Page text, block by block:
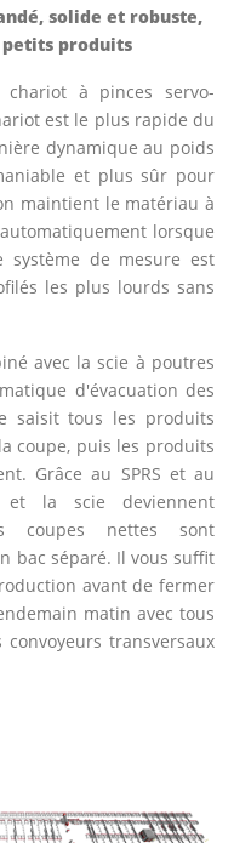
solide et robuste,
produits
chariot à pinces servo-
est le plus rapide du
dynamique au poids
et plus sûr pour
maintient le matériau à
lorsque
système de mesure est
les plus lourds sans
avec la scie à poutres
d'évacuation des
saisit tous les produits
coupe, puis les produits
Grâce au SPRS et au
la scie deviennent
coupes nettes sont
bac séparé. Il vous suffit
avant de fermer
matin avec tous
transversaux